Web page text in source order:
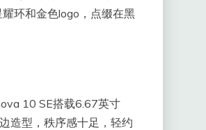
环和金色logo，点缀在黑
10 SE搭载6.67英寸
造型，秩序感十足，轻约